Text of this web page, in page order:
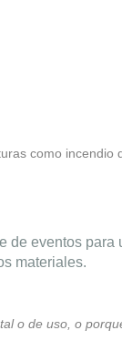
como incendio
de eventos
materiales.
o de uso, o